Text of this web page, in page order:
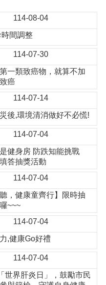
114-08-04
間調整
114-07-30
一類致癌物，就算不加
癌
114-07-14
後,環境清消做好不必慌!
114-07-04
是健身房 防跌知能挑戰
答抽獎活動
114-07-04
，健康童齊行】限時抽
~~~
114-07-04
,健康Go好禮
114-07-04
世界肝炎日」，鼓勵市民